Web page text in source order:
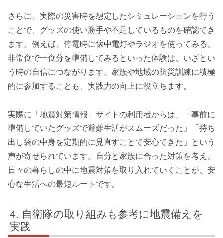
さらに、実際の災害時を想定したシミュレーションを行う
ことで、グッズの使い勝手や不足しているものを確認でき
ます。例えば、停電時に懐中電灯やラジオを使ってみる、
非常食で一食分を準備してみるといった体験は、いざとい
う時の自信につながります。家族や地域の防災訓練に積極
的に参加することも、実践力の向上に役立ちます。
実際に「地震対策情報」サイトの利用者からは、「事前に
準備していたグッズで避難生活がスムーズだった」「持ち
出し袋の中身を定期的に見直すことで安心できた」という
声が寄せられています。自分と家族に合った対策を考え、
日々の暮らしの中に地震対策を取り入れていくことが、安
心な生活への最短ルートです。
自衛隊の取り組みも参考に地震備えを
実践